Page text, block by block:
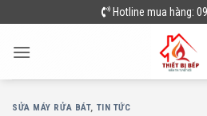
to
content
Hotline mua hàng:
SỬA MÁY RỬA BÁT, TIN TỨC